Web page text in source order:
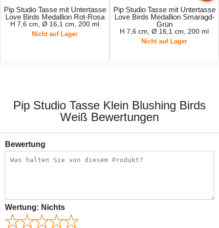
Pip Studio Tasse mit Untertasse
Love Birds Medallion Rot-Rosa
H 7,6 cm, Ø 16,1 cm, 200 ml
Nicht auf Lager
Pip Studio Tasse mit Untertasse
Love Birds Medallion Smaragd-
Grün
H 7,6 cm, Ø 16,1 cm, 200 ml
Nicht auf Lager
Pip Studio Tasse Klein Blushing Birds
Weiß Bewertungen
Bewertung
Wertung: Nichts